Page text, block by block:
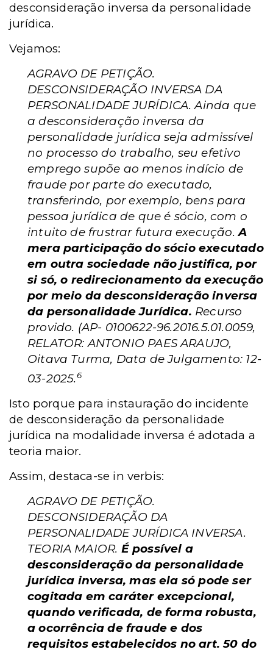
desconsideração inversa da personalidade
jurídica.
Vejamos:
AGRAVO DE PETIÇÃO.
DESCONSIDERAÇÃO INVERSA DA
PERSONALIDADE JURÍDICA. Ainda que
a desconsideração inversa da
personalidade jurídica seja admissível
no processo do trabalho, seu efetivo
emprego supõe ao menos indício de
fraude por parte do executado,
transferindo, por exemplo, bens para
pessoa jurídica de que é sócio, com o
intuito de frustrar futura execução.A
mera participação do sócio executado
em outra sociedade não justifica, por
si só, o redirecionamento da execução
por meio da desconsideração inversa
da personalidade Jurídica. Recurso
provido. (AP- 0100622-96.2016.5.01.0059,
RELATOR: ANTONIO PAES ARAUJO,
Oitava Turma, Data de Julgamento: 12-
03-2025.6
Isto porque para instauração do incidente
de desconsideração da personalidade
jurídica na modalidade inversa é adotada a
teoria maior.
Assim, destaca-se in verbis:
AGRAVO DE PETIÇÃO.
DESCONSIDERAÇÃO DA
PERSONALIDADE JURÍDICA INVERSA.
TEORIA MAIOR. É possível a
desconsideração da personalidade
jurídica inversa, mas ela só pode ser
cogitada em caráter excepcional,
quando verificada, de forma robusta,
a ocorrência de fraude e dos
requisitos estabelecidos no art. 50 do